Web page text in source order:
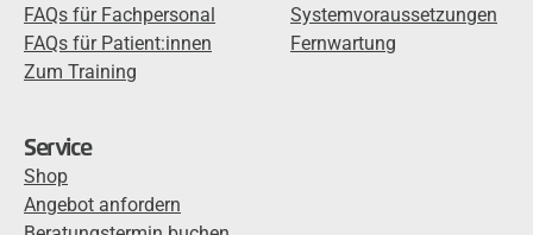
FAQs für Fachpersonal
FAQs für Patient:innen
Zum Training
Systemvoraussetzungen
Fernwartung
Service
Shop
Angebot anfordern